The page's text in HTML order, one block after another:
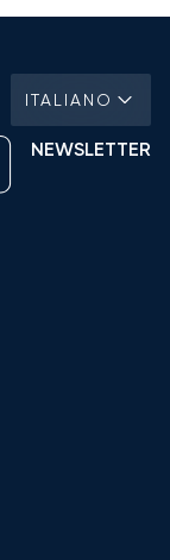
ITALIANO
NEWSLETTER